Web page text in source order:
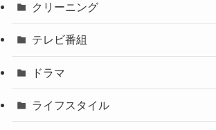
クリーニング
テレビ番組
ドラマ
ライフスタイル